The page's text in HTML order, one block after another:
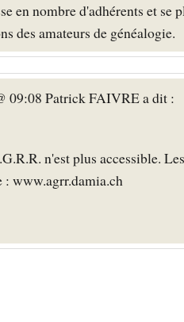
en nombre d'adhérents et se
des amateurs de généalogie.
09:08 Patrick FAIVRE a dit :
n'est plus accessible.
: www.agrr.damia.ch